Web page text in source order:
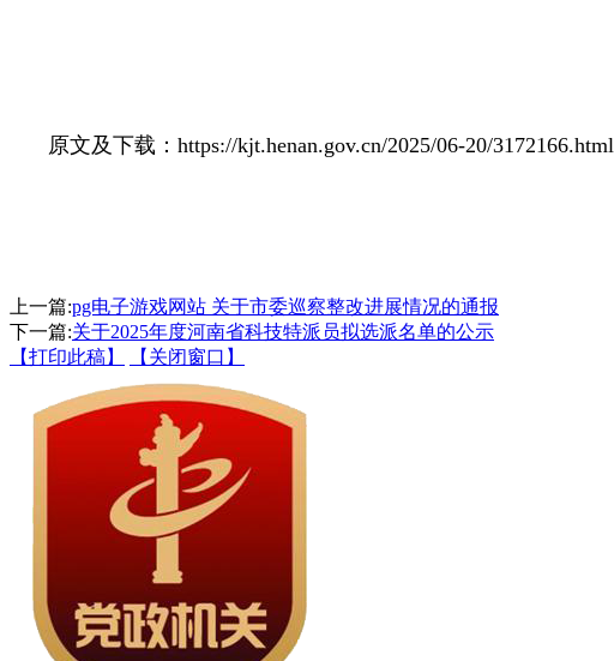
原文及下载：https://kjt.henan.gov.cn/2025/06-20/3172166.html
上一篇:pg电子游戏网站 关于市委巡察整改进展情况的通报
下一篇:关于2025年度河南省科技特派员拟选派名单的公示
【打印此稿】
【关闭窗口】